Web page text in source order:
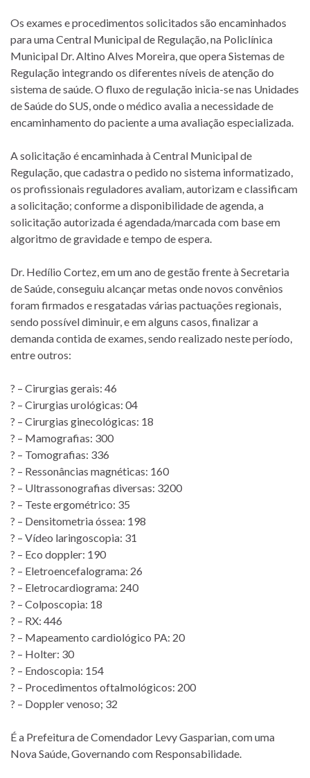
Os exames e procedimentos solicitados são encaminhados
para uma Central Municipal de Regulação, na Policlínica
Municipal Dr. Altino Alves Moreira, que opera Sistemas de
Regulação integrando os diferentes níveis de atenção do
sistema de saúde. O fluxo de regulação inicia-se nas Unidades
de Saúde do SUS, onde o médico avalia a necessidade de
encaminhamento do paciente a uma avaliação especializada.
A solicitação é encaminhada à Central Municipal de
Regulação, que cadastra o pedido no sistema informatizado,
os profissionais reguladores avaliam, autorizam e classificam
a solicitação; conforme a disponibilidade de agenda, a
solicitação autorizada é agendada/marcada com base em
algoritmo de gravidade e tempo de espera.
Dr. Hedílio Cortez, em um ano de gestão frente à Secretaria
de Saúde, conseguiu alcançar metas onde novos convênios
foram firmados e resgatadas várias pactuações regionais,
sendo possível diminuir, e em alguns casos, finalizar a
demanda contida de exames, sendo realizado neste período,
entre outros:
? – Cirurgias gerais: 46
? – Cirurgias urológicas: 04
? – Cirurgias ginecológicas: 18
? – Mamografias: 300
? – Tomografias: 336
? – Ressonâncias magnéticas: 160
? – Ultrassonografias diversas: 3200
? – Teste ergométrico: 35
? – Densitometria óssea: 198
? – Vídeo laringoscopia: 31
? – Eco doppler: 190
? – Eletroencefalograma: 26
? – Eletrocardiograma: 240
? – Colposcopia: 18
? – RX: 446
? – Mapeamento cardiológico PA: 20
? – Holter: 30
? – Endoscopia: 154
? – Procedimentos oftalmológicos: 200
? – Doppler venoso; 32
É a Prefeitura de Comendador Levy Gasparian, com uma
Nova Saúde, Governando com Responsabilidade.